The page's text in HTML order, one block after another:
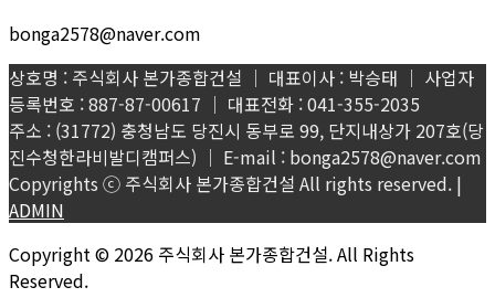
bonga2578@naver.com
상호명 : 주식회사 본가종합건설 │ 대표이사 : 박승태 │ 사업자
등록번호 : 887-87-00617 │ 대표전화 : 041-355-2035
주소 : (31772) 충청남도 당진시 동부로 99, 단지내상가 207호(당
진수청한라비발디캠퍼스) │ E-mail : bonga2578@naver.com
Copyrights ⓒ 주식회사 본가종합건설 All rights reserved. |
ADMIN
Copyright © 2026 주식회사 본가종합건설. All Rights
Reserved.